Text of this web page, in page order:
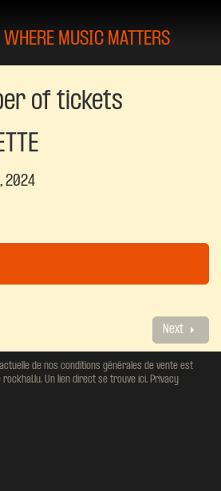
WHERE MUSIC MATTERS
of tickets
2024
Next
de nos conditions générales de vente est
Un lien direct se trouve ici. Privacy